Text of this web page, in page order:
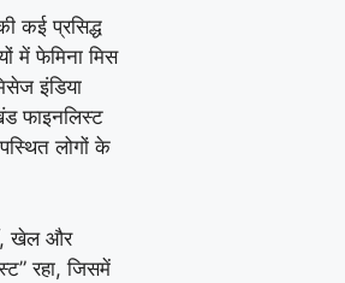
कई प्रसिद्ध
में फेमिना मिस
इंडिया
फाइनलिस्ट
लोगों के
खेल और
रहा, जिसमें